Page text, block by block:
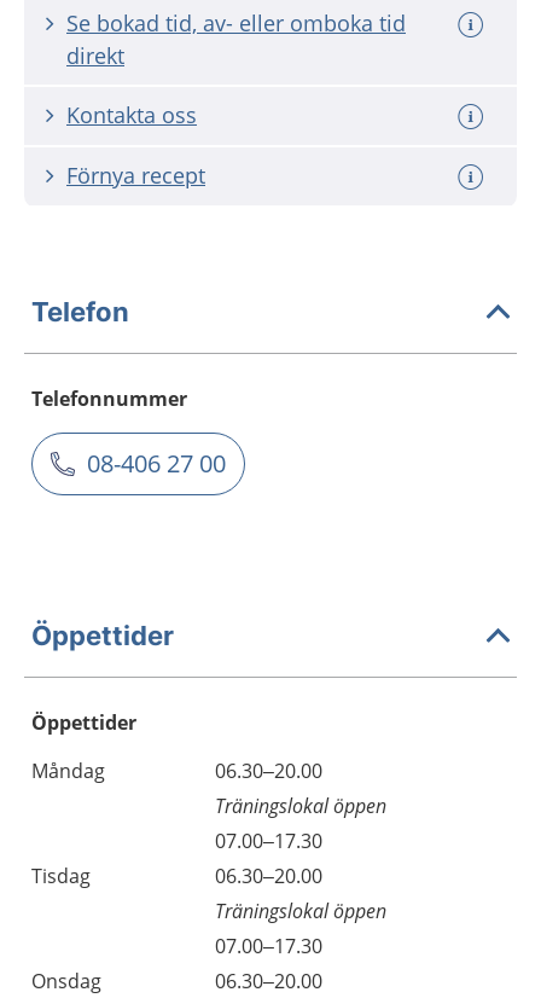
Se bokad tid, av- eller omboka tid
direkt
Kontakta oss
Förnya recept
Telefon
Telefonnummer
08-406 27 00
Öppettider
Öppettider
Dag
Öppettider
Kommentarer
Måndag
06.30–20.00
Träningslokal öppen
07.00–17.30
Tisdag
06.30–20.00
Träningslokal öppen
07.00–17.30
Onsdag
06.30–20.00